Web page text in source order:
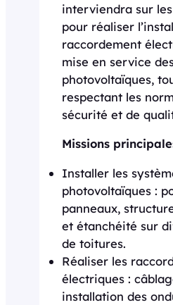
interviendra sur
pour réaliser
raccordement
mise en service
photovoltaïques,
respectant les
sécurité et de
Missions
Installer les
photovoltaïques :
panneaux,
et étanchéité sur
de toitures.
Réaliser les
électriques :
installation des